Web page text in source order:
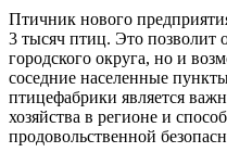
Птичник нового
3 тысяч птиц. Это позволит
городского округа, но и
соседние населенные
птицефабрики является
хозяйства в регионе и
продовольственной